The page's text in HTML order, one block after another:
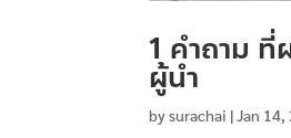
1 คำถาม
ผู้นำ
bysurachai |Jan 14,